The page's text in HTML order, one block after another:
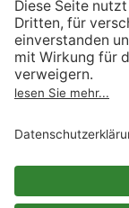
Informationen
Act
Verträge hier
Impressum